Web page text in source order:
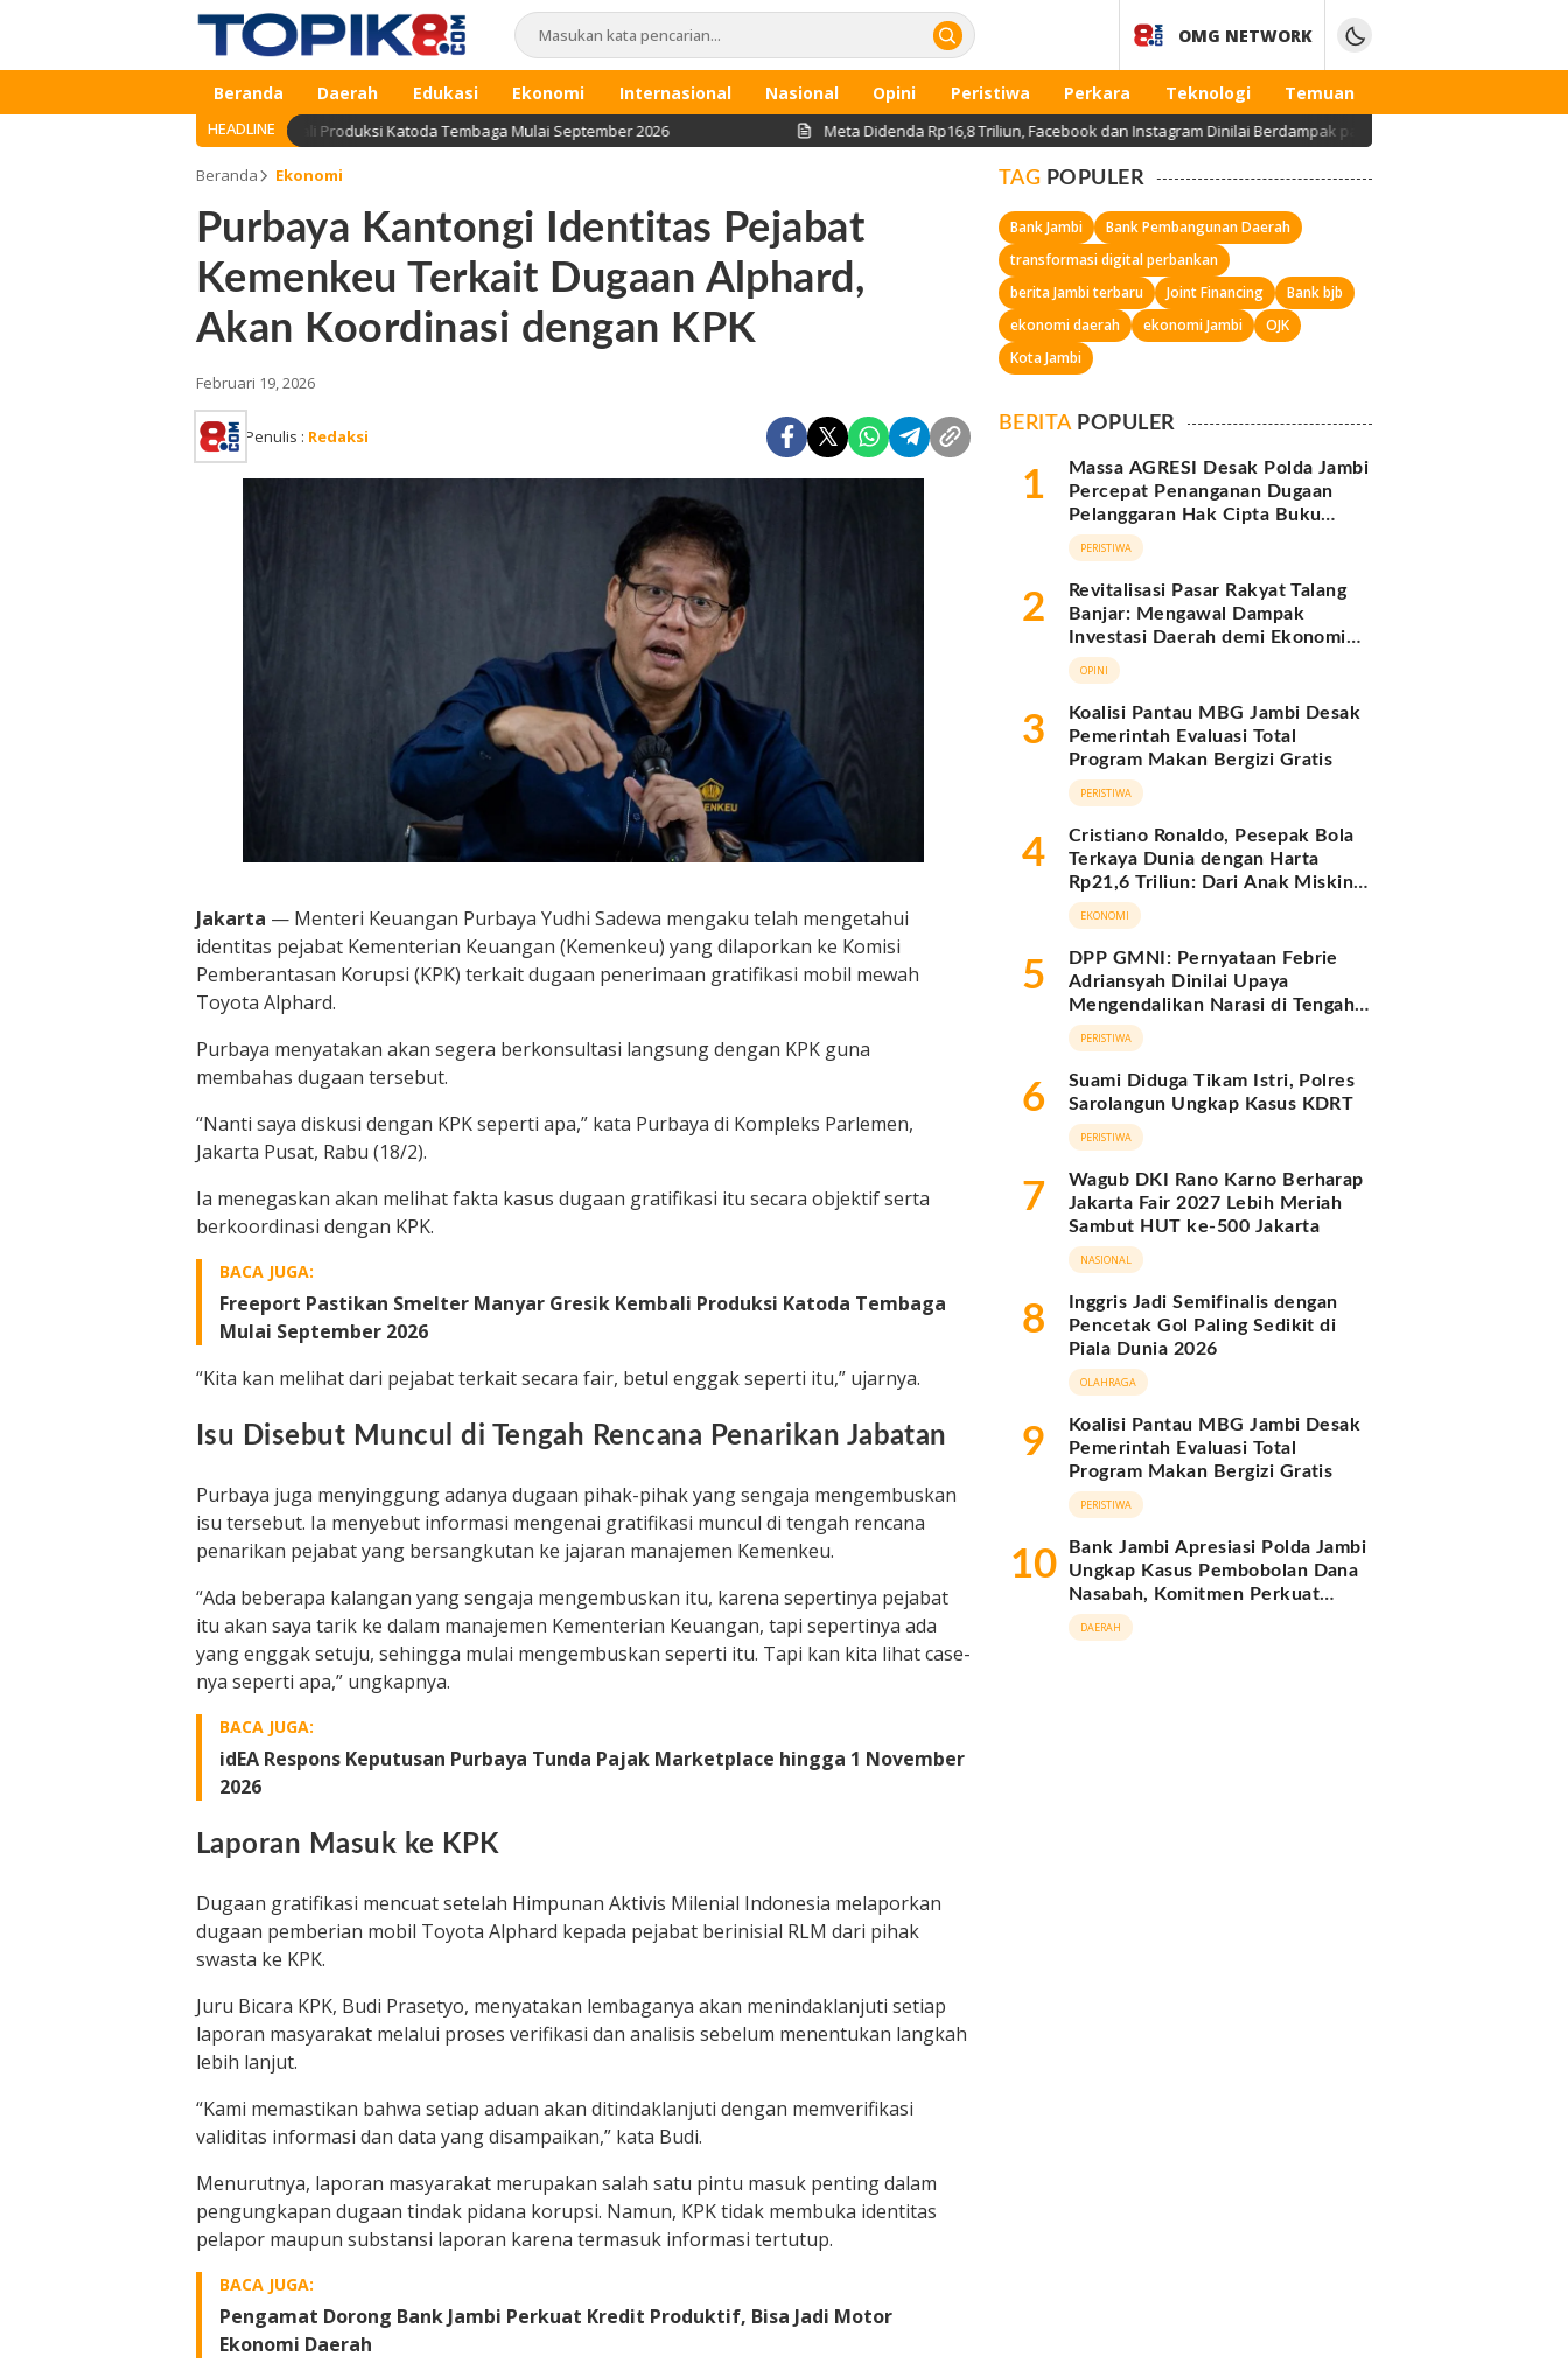
OMG NETWORK
Beranda Daerah Edukasi Ekonomi Internasional Nasional Opini Peristiwa Perkara Teknologi Temuan
HEADLINE
Smelter Manyar Gresik Kembali Produksi Katoda Tembaga Mulai September 2026 Meta Didenda Rp16,8 Triliun, Facebook dan Instagram Dinilai Berdampak pada Kesehatan Mental Anak
Beranda Ekonomi
Purbaya Kantongi Identitas Pejabat
Kemenkeu Terkait Dugaan Alphard,
Akan Koordinasi dengan KPK
Februari 19, 2026
Penulis : Redaksi
Jakarta — Menteri Keuangan Purbaya Yudhi Sadewa mengaku telah mengetahui
identitas pejabat Kementerian Keuangan (Kemenkeu) yang dilaporkan ke Komisi
Pemberantasan Korupsi (KPK) terkait dugaan penerimaan gratifikasi mobil mewah
Toyota Alphard.
Purbaya menyatakan akan segera berkonsultasi langsung dengan KPK guna
membahas dugaan tersebut.
“Nanti saya diskusi dengan KPK seperti apa,” kata Purbaya di Kompleks Parlemen,
Jakarta Pusat, Rabu (18/2).
Ia menegaskan akan melihat fakta kasus dugaan gratifikasi itu secara objektif serta
berkoordinasi dengan KPK.
BACA JUGA:
Freeport Pastikan Smelter Manyar Gresik Kembali Produksi Katoda Tembaga
Mulai September 2026
“Kita kan melihat dari pejabat terkait secara fair, betul enggak seperti itu,” ujarnya.
Isu Disebut Muncul di Tengah Rencana Penarikan Jabatan
Purbaya juga menyinggung adanya dugaan pihak-pihak yang sengaja mengembuskan
isu tersebut. Ia menyebut informasi mengenai gratifikasi muncul di tengah rencana
penarikan pejabat yang bersangkutan ke jajaran manajemen Kemenkeu.
“Ada beberapa kalangan yang sengaja mengembuskan itu, karena sepertinya pejabat
itu akan saya tarik ke dalam manajemen Kementerian Keuangan, tapi sepertinya ada
yang enggak setuju, sehingga mulai mengembuskan seperti itu. Tapi kan kita lihat case-
nya seperti apa,” ungkapnya.
BACA JUGA:
idEA Respons Keputusan Purbaya Tunda Pajak Marketplace hingga 1 November
2026
Laporan Masuk ke KPK
Dugaan gratifikasi mencuat setelah Himpunan Aktivis Milenial Indonesia melaporkan
dugaan pemberian mobil Toyota Alphard kepada pejabat berinisial RLM dari pihak
swasta ke KPK.
Juru Bicara KPK, Budi Prasetyo, menyatakan lembaganya akan menindaklanjuti setiap
laporan masyarakat melalui proses verifikasi dan analisis sebelum menentukan langkah
lebih lanjut.
“Kami memastikan bahwa setiap aduan akan ditindaklanjuti dengan memverifikasi
validitas informasi dan data yang disampaikan,” kata Budi.
Menurutnya, laporan masyarakat merupakan salah satu pintu masuk penting dalam
pengungkapan dugaan tindak pidana korupsi. Namun, KPK tidak membuka identitas
pelapor maupun substansi laporan karena termasuk informasi tertutup.
BACA JUGA:
Pengamat Dorong Bank Jambi Perkuat Kredit Produktif, Bisa Jadi Motor
Ekonomi Daerah
TAG POPULER
Bank Jambi
Bank Pembangunan Daerah
transformasi digital perbankan
berita Jambi terbaru
Joint Financing
Bank bjb
ekonomi daerah
ekonomi Jambi
OJK
Kota Jambi
BERITAPOPULER
1
Massa AGRESI Desak Polda Jambi
Percepat Penanganan Dugaan
Pelanggaran Hak Cipta Buku
Hukum Adat Melayu Jambi
PERISTIWA
2
Revitalisasi Pasar Rakyat Talang
Banjar: Mengawal Dampak
Investasi Daerah demi Ekonomi
Berkelanjutan
OPINI
3
Koalisi Pantau MBG Jambi Desak
Pemerintah Evaluasi Total
Program Makan Bergizi Gratis
PERISTIWA
4
Cristiano Ronaldo, Pesepak Bola
Terkaya Dunia dengan Harta
Rp21,6 Triliun: Dari Anak Miskin
hingga Miliarder
EKONOMI
5
DPP GMNI: Pernyataan Febrie
Adriansyah Dinilai Upaya
Mengendalikan Narasi di Tengah
Deretan Fakta yang Belum
Terjawab
PERISTIWA
6
Suami Diduga Tikam Istri, Polres
Sarolangun Ungkap Kasus KDRT
PERISTIWA
7
Wagub DKI Rano Karno Berharap
Jakarta Fair 2027 Lebih Meriah
Sambut HUT ke-500 Jakarta
NASIONAL
8
Inggris Jadi Semifinalis dengan
Pencetak Gol Paling Sedikit di
Piala Dunia 2026
OLAHRAGA
9
Koalisi Pantau MBG Jambi Desak
Pemerintah Evaluasi Total
Program Makan Bergizi Gratis
PERISTIWA
10
Bank Jambi Apresiasi Polda Jambi
Ungkap Kasus Pembobolan Dana
Nasabah, Komitmen Perkuat
Keamanan Digital
DAERAH